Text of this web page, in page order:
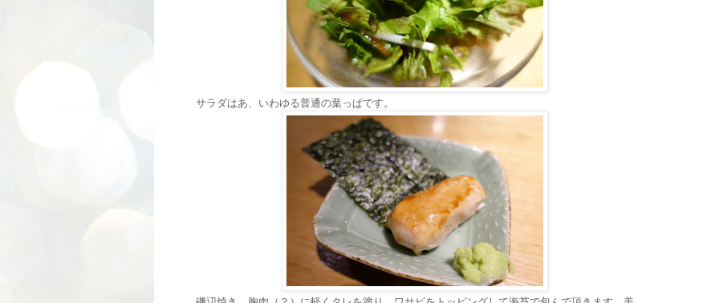
サラダはあ、いわゆる普通の葉っぱです。